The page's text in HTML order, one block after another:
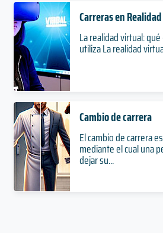
Carreras en
La realidad virtual:
utiliza La realidad
Cambio de carrera
El cambio de carrera
mediante el cual una
dejar su...